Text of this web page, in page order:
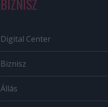
BIZNISZ
Digital Center
Biznisz
Állás